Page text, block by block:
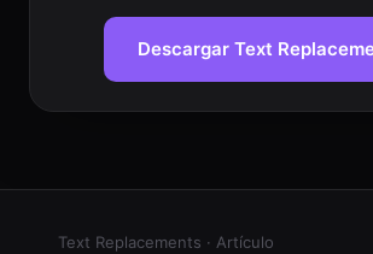
Descargar Text
Text Replacements · Artículo